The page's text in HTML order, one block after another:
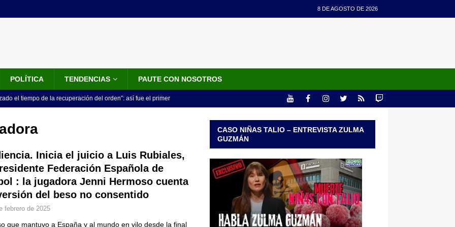
8 DE AGOSTO DE 2026
POLÍTICA TENDENCIAS PAUTE CON NOSOTROS
el tiempo de la recuperación del orden”: así fue el primer
la Espriella ya es presidente de Colombia: recibió la banda
LO ÚLTIMO
de Abelardo De La Espriella: recibirá la banda presidencial
en el Cantón Pichincha LO ÚLTIMO
no asistirá a la posesión de Abelardo de la Espriella y llama a
Inicia el juicio a Luis Rubiales,
Federación Española de
: la jugadora Jenni Hermoso cuenta
del beso no consentido
febrero de 2025
que mantuvo a España y al mundo en vilo desde la final
CASO NIÑAS TALIO – ENTREVISTA ZULMA
GUZMÁN